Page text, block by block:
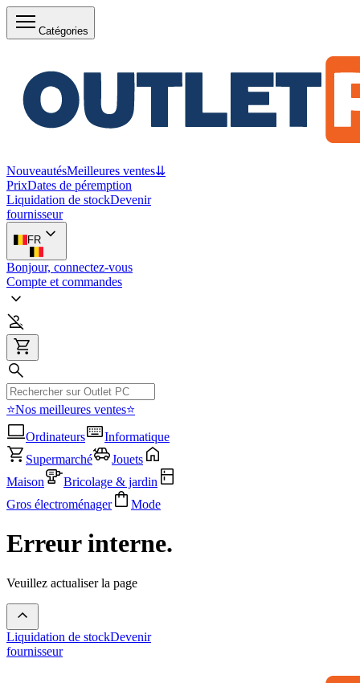
Catégories
NouveautésMeilleures ventes⇊
PrixDates de péremption
Liquidation de stockDevenir
fournisseur
FR
Bonjour, connectez-vous
Compte et commandes
⭐Nos meilleures ventes⭐
Ordinateurs
Informatique
Supermarché
Jouets
Maison
Bricolage & jardin
Gros électroménager
Mode
Erreur interne.
Veuillez actualiser la page
Liquidation de stockDevenir
fournisseur